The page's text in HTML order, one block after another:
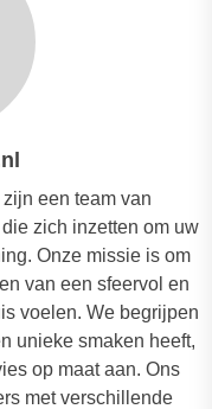
een team van
zich inzetten om uw
Onze missie is om
van een sfeervol en
voelen. We begrijpen
unieke smaken heeft,
op maat aan. Ons
met verschillende